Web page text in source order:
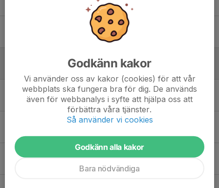
0
Ang dagens tävling
Fel skidor den idag den 13/1
13 jan, 19:40 3
Parkeringsuppdrag Alnö ski tour 16-18 jan
7 jan, 09:47 5
Kallasafetten
Godkänn kakor
Vi använder oss av kakor (cookies) för att vår
webbplats ska fungera bra för dig. De används
även för webbanalys i syfte att hjälpa oss att
förbättra våra tjänster.
Så använder vi cookies
Godkänn alla kakor
Bara nödvändiga